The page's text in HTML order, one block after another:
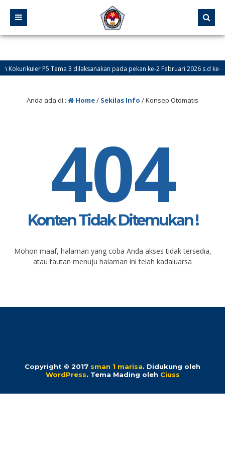
Kokurikuler P5 Tema 3 dilaksanakan pada pekan ke-2 Februari 2026 s.d ke-1
Anda ada di : Home/ Sekilas Info /Konsep Otomatis
404
Konten Tidak Ditemukan !
Mohon maaf, halaman yang coba Anda akses tidak tersedia,
atau tautan menuju halaman ini telah kadaluarsa
Copyright © 2017 sman 1 marisa. Didukung oleh
WordPress. Tema Mading oleh Ciuss